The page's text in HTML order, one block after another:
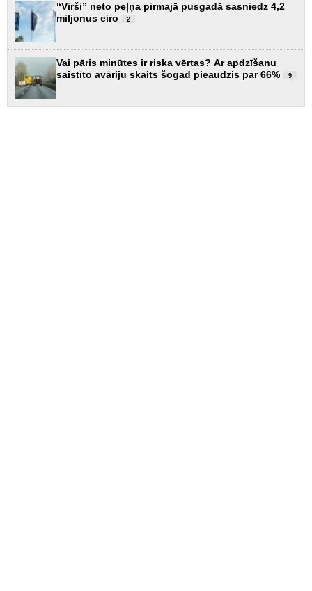
“Virši” neto peļņa pirmajā pusgadā sasniedz 4,2
miljonus eiro
2
Vai pāris minūtes ir riska vērtas? Ar apdzīšanu
saistīto avāriju skaits šogad pieaudzis par 66%
9